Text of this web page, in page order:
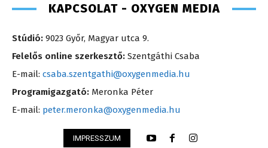
KAPCSOLAT - OXYGEN MEDIA
Stúdió: 9023 Győr, Magyar utca 9.
Felelős online szerkesztő: Szentgáthi Csaba
E-mail: csaba.szentgathi@oxygenmedia.hu
Programigazgató: Meronka Péter
E-mail: peter.meronka@oxygenmedia.hu
IMPRESSZUM